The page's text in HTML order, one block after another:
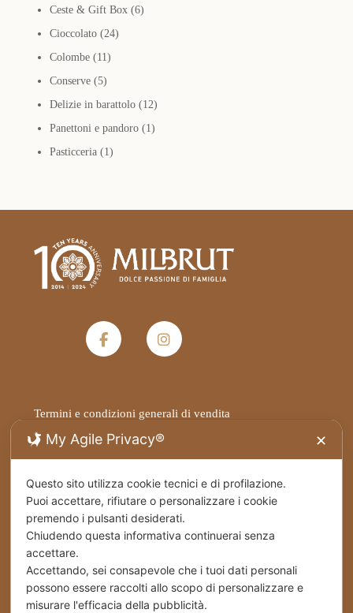
prodotti
Ceste & Gift Box 66
Cioccolato 2424
Colombe 1111
prodotti
Conserve 55
prodotti
Delizie in barattolo 1212
prodotti
Panettoni e pandoro 11
Pasticceria 11
Termini e condizioni generali di vendita
Spedizioni
Cookies
Stabilimento – Milbrut Dolce Passione di Famiglia
c/da Cappuccini – Messer Rinaldo SS 576 Naro
(Ag) Italy
My Agile Privacy® ✕
Questo sito utilizza cookie tecnici e di profilazione.
Puoi accettare, rifiutare o personalizzare i cookie
premendo i pulsanti desiderati.
Chiudendo questa informativa continuerai senza
accettare.
Accettando, sei consapevole che i tuoi dati personali
possono essere raccolti allo scopo di personalizzare e
misurare l'efficacia della pubblicità.